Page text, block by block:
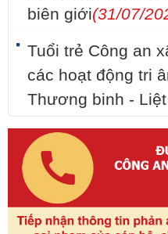
biên giới(31/07/
Tuổi trẻ Công an
các hoạt động tri
Thương binh -